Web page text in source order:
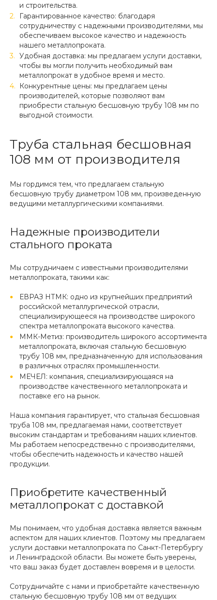
и строительства.
Гарантированное качество: благодаря
сотрудничеству с надежными производителями, мы
обеспечиваем высокое качество и надежность
нашего металлопроката.
Удобная доставка: мы предлагаем услуги доставки,
чтобы вы могли получить необходимый вам
металлопрокат в удобное время и место.
Конкурентные цены: мы предлагаем цены
производителей, которые позволяют вам
приобрести стальную бесшовную трубу 108 мм по
выгодной стоимости.
Труба стальная бесшовная
108 мм от производителя
Мы гордимся тем, что предлагаем стальную
бесшовную трубу диаметром 108 мм, произведенную
ведущими металлургическими компаниями.
Надежные производители
стального проката
Мы сотрудничаем с известными производителями
металлопроката, такими как:
ЕВРАЗ НТМК: одно из крупнейших предприятий
российской металлургической отрасли,
специализирующееся на производстве широкого
спектра металлопроката высокого качества.
ММК-Метиз: производитель широкого ассортимента
металлопроката, включая стальную бесшовную
трубу 108 мм, предназначенную для использования
в различных отраслях промышленности.
МЕЧЕЛ: компания, специализирующаяся на
производстве качественного металлопроката и
поставке его на рынок.
Наша компания гарантирует, что стальная бесшовная
труба 108 мм, предлагаемая нами, соответствует
высоким стандартам и требованиям наших клиентов.
Мы работаем непосредственно с производителями,
чтобы обеспечить надежность и качество нашей
продукции.
Приобретите качественный
металлопрокат с доставкой
Мы понимаем, что удобная доставка является важным
аспектом для наших клиентов. Поэтому мы предлагаем
услуги доставки металлопроката по Санкт-Петербургу
и Ленинградской области. Вы можете быть уверены,
что ваш заказ будет доставлен вовремя и в целости.
Сотрудничайте с нами и приобретайте качественную
стальную бесшовную трубу 108 мм от ведущих